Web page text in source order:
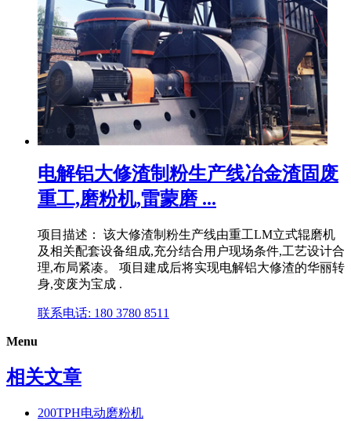
电解铝大修渣制粉生产线冶金渣固废
重工,磨粉机,雷蒙磨 ...
项目描述： 该大修渣制粉生产线由重工LM立式辊磨机
及相关配套设备组成,充分结合用户现场条件,工艺设计合
理,布局紧凑。 项目建成后将实现电解铝大修渣的华丽转
身,变废为宝成 .
联系电话: 180 3780 8511
Menu
相关文章
200TPH电动磨粉机